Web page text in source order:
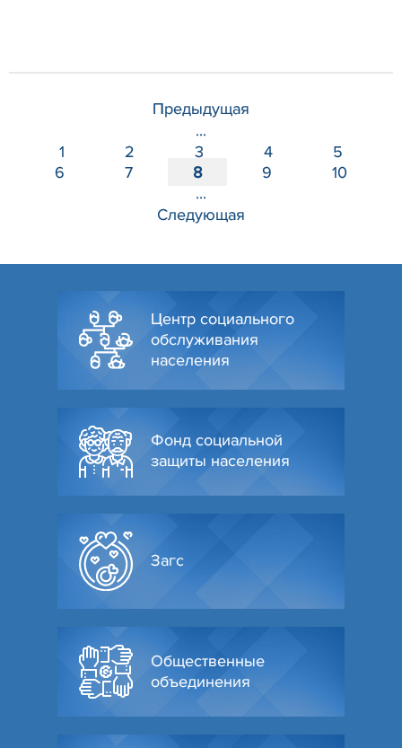
Предыдущая
...
1
2 3 4
5
6
7 8 9
10
...
Следующая
Центр социального
обслуживания
населения
Фонд социальной
защиты населения
Загс
Общественные
объединения